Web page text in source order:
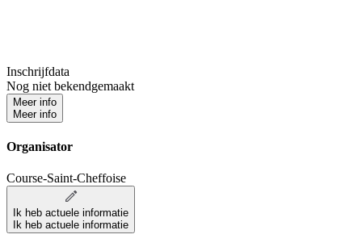
Inschrijfdata
Nog niet bekendgemaakt
Meer info
Meer info
Organisator
Course-Saint-Cheffoise
Ik heb actuele informatie
Ik heb actuele informatie